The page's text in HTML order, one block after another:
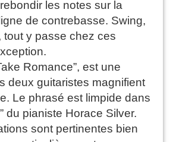
les notes sur la
de contrebasse. Swing,
tout y passe chez ces
Romance”, est une
deux guitaristes magnifient
Le phrasé est limpide dans
du pianiste Horace Silver.
sont pertinentes bien